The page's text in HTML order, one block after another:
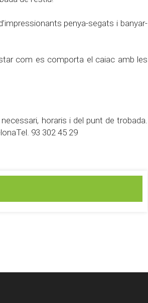
penya-segats i banyar-
com es comporta el caiac amb les
horaris i del punt de trobada.
93 302 45 29